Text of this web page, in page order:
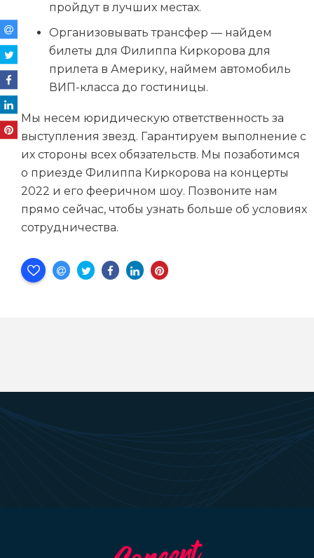
пройдут в лучших местах.
Организовывать трансфер — найдем
билеты для Филиппа Киркорова для
прилета в Америку, наймем автомобиль
ВИП-класса до гостиницы.
Мы несем юридическую ответственность за
выступления звезд. Гарантируем выполнение с
их стороны всех обязательств. Мы позаботимся
о приезде Филиппа Киркорова на концерты
2022 и его фееричном шоу. Позвоните нам
прямо сейчас, чтобы узнать больше об условиях
сотрудничества.